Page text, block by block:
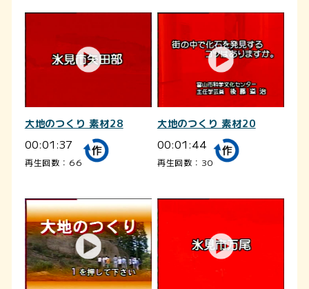
大地のつくり 素材28
00:01:37
再生回数：66
大地のつくり 素材20
00:01:44
再生回数：30